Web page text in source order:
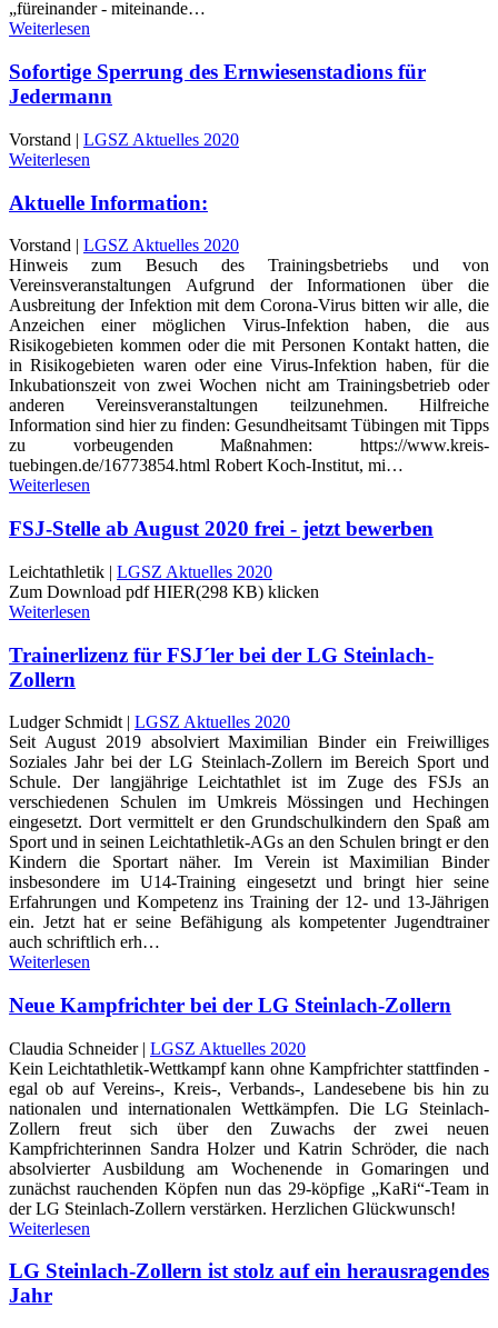
„füreinander - miteinande…
Weiterlesen
Sofortige Sperrung des Ernwiesenstadions für
Jedermann
Vorstand | LGSZ Aktuelles 2020
Weiterlesen
Aktuelle Information:
Vorstand | LGSZ Aktuelles 2020
Hinweis zum Besuch des Trainingsbetriebs und von
Vereinsveranstaltungen Aufgrund der Informationen über die
Ausbreitung der Infektion mit dem Corona-Virus bitten wir alle, die
Anzeichen einer möglichen Virus-Infektion haben, die aus
Risikogebieten kommen oder die mit Personen Kontakt hatten, die
in Risikogebieten waren oder eine Virus-Infektion haben, für die
Inkubationszeit von zwei Wochen nicht am Trainingsbetrieb oder
anderen Vereinsveranstaltungen teilzunehmen. Hilfreiche
Information sind hier zu finden: Gesundheitsamt Tübingen mit Tipps
zu vorbeugenden Maßnahmen: https://www.kreis-
tuebingen.de/16773854.html Robert Koch-Institut, mi…
Weiterlesen
FSJ-Stelle ab August 2020 frei - jetzt bewerben
Leichtathletik | LGSZ Aktuelles 2020
Zum Download pdf HIER(298 KB) klicken
Weiterlesen
Trainerlizenz für FSJ´ler bei der LG Steinlach-
Zollern
Ludger Schmidt | LGSZ Aktuelles 2020
Seit August 2019 absolviert Maximilian Binder ein Freiwilliges
Soziales Jahr bei der LG Steinlach-Zollern im Bereich Sport und
Schule. Der langjährige Leichtathlet ist im Zuge des FSJs an
verschiedenen Schulen im Umkreis Mössingen und Hechingen
eingesetzt. Dort vermittelt er den Grundschulkindern den Spaß am
Sport und in seinen Leichtathletik-AGs an den Schulen bringt er den
Kindern die Sportart näher. Im Verein ist Maximilian Binder
insbesondere im U14-Training eingesetzt und bringt hier seine
Erfahrungen und Kompetenz ins Training der 12- und 13-Jährigen
ein. Jetzt hat er seine Befähigung als kompetenter Jugendtrainer
auch schriftlich erh…
Weiterlesen
Neue Kampfrichter bei der LG Steinlach-Zollern
Claudia Schneider | LGSZ Aktuelles 2020
Kein Leichtathletik-Wettkampf kann ohne Kampfrichter stattfinden -
egal ob auf Vereins-, Kreis-, Verbands-, Landesebene bis hin zu
nationalen und internationalen Wettkämpfen. Die LG Steinlach-
Zollern freut sich über den Zuwachs der zwei neuen
Kampfrichterinnen Sandra Holzer und Katrin Schröder, die nach
absolvierter Ausbildung am Wochenende in Gomaringen und
zunächst rauchenden Köpfen nun das 29-köpfige „KaRi“-Team in
der LG Steinlach-Zollern verstärken. Herzlichen Glückwunsch!
Weiterlesen
LG Steinlach-Zollern ist stolz auf ein herausragendes
Jahr